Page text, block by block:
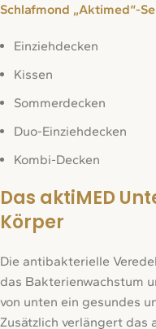
Schlafmond „Aktimed“-
Einziehdecken
Kissen
Sommerdecken
Duo-Einziehdecken
Kombi-Decken
Das aktiMED
Körper
Die antibakterielle
das Bakterienwachstum
von unten ein gesundes
Zusätzlich verlängert das